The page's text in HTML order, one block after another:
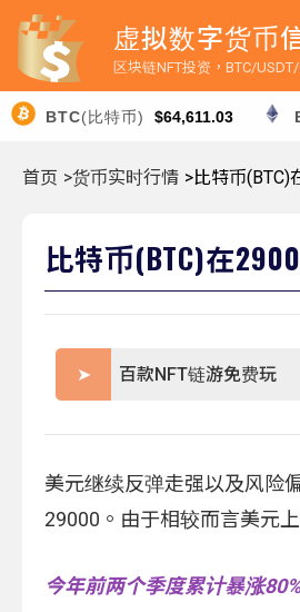
虚拟数字货币
区块链NFT投资，BTC/
BTC(比特币) $64,611.03
首页 >货币实时行情 >比特币
比特币(BTC)在
百款NFT链游免费玩
美元继续反弹走强以及风险
29000。由于相较而言美元
今年前两个季度累计暴涨